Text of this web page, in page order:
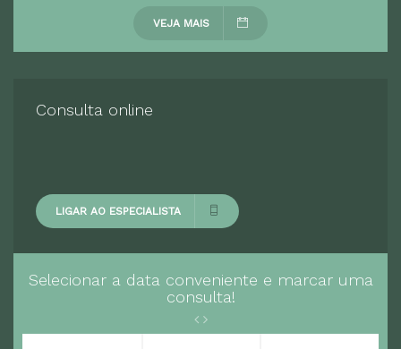
VEJA MAIS
Consulta online
LIGAR AO ESPECIALISTA
Selecionar a data conveniente e marcar uma
consulta!